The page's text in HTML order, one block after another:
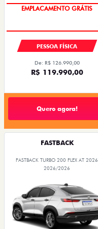
OPORTUNIDADE
PESSOA FÍSICA
De: R$ 126.990,00
R$ 119.990,00
Quero agora!
FASTBACK
FASTBACK TURBO 200 FLEX AT 2026
2026/2026